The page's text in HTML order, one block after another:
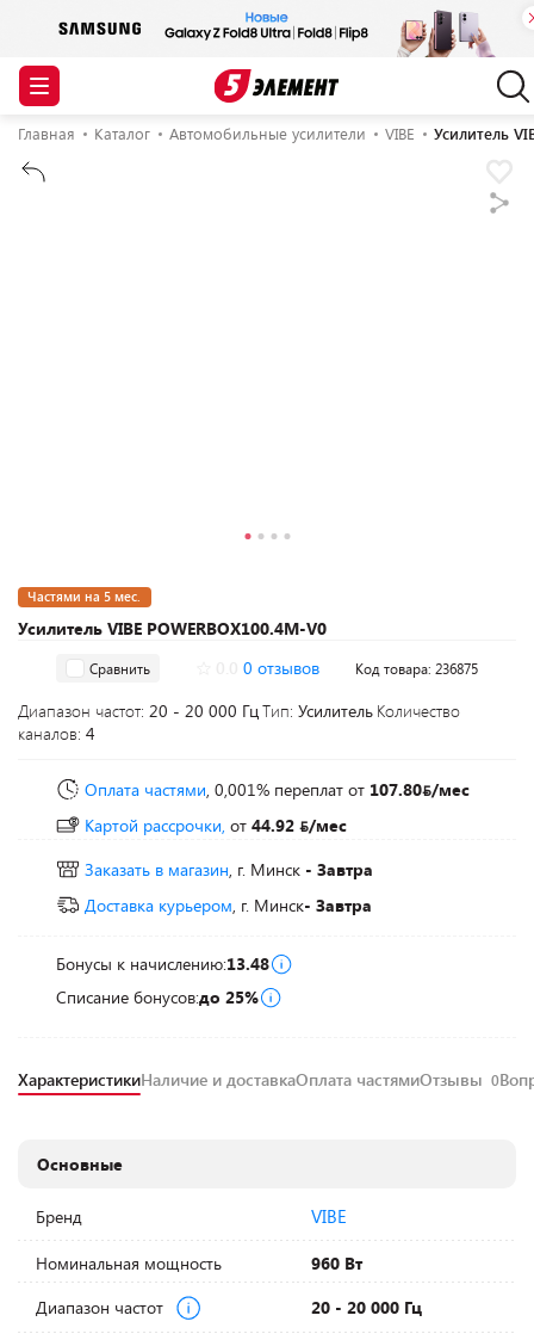
Главная Каталог Автомобильные усилители VIBE Усилитель
Усилитель VIBE POWERBOX100.4M-V0
Частями на 5 мес.
Сравнить 0 отзывов Код товара: 236875
Диапазон частот: 20 - 20 000 ГцТип: Усилитель Количество
каналов: 4
Оплата частями, 0,001% переплат от 107.80 /мес
Картой рассрочки, от 44.92
/мес
Заказать в магазин, г. Минск - Завтра
Доставка курьером, г. Минск- Завтра
Бонусы к начислению:13.48
Списание бонусов:до 25%
ХарактеристикиНаличие и доставкаОплата частямиОтзывы 0
Основные
Бренд VIBE
Номинальная мощность
960 Вт
Диапазон частот
20 - 20 000 Гц